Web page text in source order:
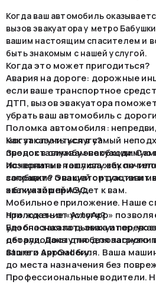
Когда ваш автомобиль
вызов эвакуатора у метро
вашим настоящим спасителем и
быть знакомым с нашей услугой.
Когда это может пригодиться?
Авария на дороге: дорожные
если ваше транспортное
ДТП, вызов эвакуатора
убрать ваш автомобиль с
Поломка автомобиля:
могут случиться в самый
предоставим вам необходимую
Исчерпание топлива:
заправки? Эвакуатор доставит
к ближайшей АЗС.
Как заказать услугу?
Звонок в службу эвакуации.
позвонить в нашу службу по
сообщите о вашей ситуации и
эвакуатор прибудет к вам.
Мобильное приложение. Наше
приложение «AvtoApp»
удобно заказать эвакуатор,
детали. Доступно для загрузки
Store и AppGallery.
Что ждать от услуги?
Безопасная подъемка и
оборудованы для безопасного
вашего автомобиля. Ваша
до места назначения без
Профессиональные водители.